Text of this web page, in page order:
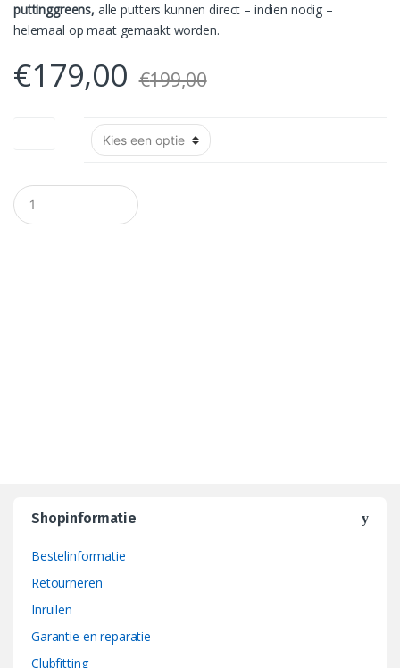
puttinggreens, alle putters kunnen direct – indien nodig –
helemaal op maat gemaakt worden.
€179,00 €199,00
A
a
Shopinformatie
Bestelinformatie
Retourneren
Inruilen
Garantie en reparatie
Clubfitting